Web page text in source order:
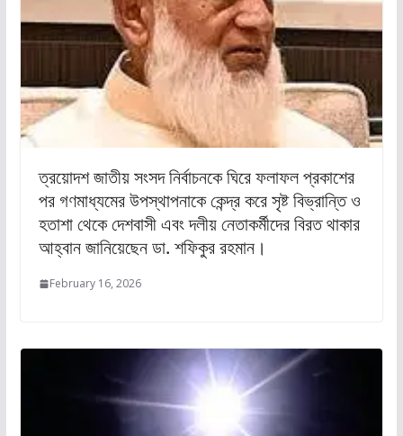
ত্রয়োদশ জাতীয় সংসদ নির্বাচনকে ঘিরে ফলাফল প্রকাশের
পর গণমাধ্যমের উপস্থাপনাকে কেন্দ্র করে সৃষ্ট বিভ্রান্তি ও
হতাশা থেকে দেশবাসী এবং দলীয় নেতাকর্মীদের বিরত থাকার
আহ্বান জানিয়েছেন ডা. শফিকুর রহমান।
February 16, 2026